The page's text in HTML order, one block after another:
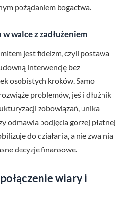
pożądaniem bogactwa.
walce z zadłużeniem
jest fideizm, czyli postawa
interwencję bez
osobistych kroków. Samo
problemów, jeśli dłużnik
zobowiązań, unika
odmawia podjęcia gorzej płatnej
do działania, a nie zwalnia
decyzje finansowe.
wiary i